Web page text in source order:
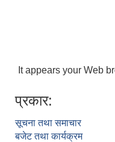
It appears your Web
प्रकार:
सूचना तथा समाचार
बजेट तथा कार्यक्रम